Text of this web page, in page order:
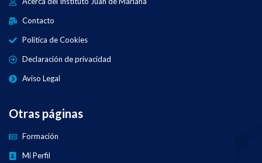
Contacto
Política de Cookies
Declaración de privacidad
Aviso Legal
Otras páginas
Formación
Mi Perfil